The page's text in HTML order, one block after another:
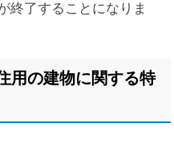
終了することになりま
用の建物に関する特